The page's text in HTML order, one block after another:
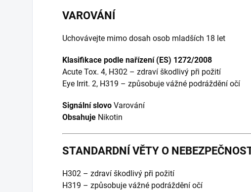
VAROVÁNÍ
Uchovávejte mimo dosah osob mladších 18 let
Klasifikace podle nařízení (ES) 1272/2008
Acute Tox. 4, H302 – zdraví škodlivý při požití
Eye Irrit. 2, H319 – způsobuje vážné podráždění očí
Signální slovo Varování
Obsahuje Nikotin
STANDARDNÍ VĚTY O
H302 – zdraví škodlivý při požití
H319 – způsobuje vážné podráždění očí